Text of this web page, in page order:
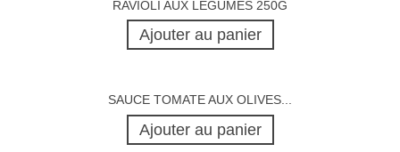
RAVIOLI AUX LEGUMES 250G
Ajouter au panier
SAUCE TOMATE AUX OLIVES...
Ajouter au panier